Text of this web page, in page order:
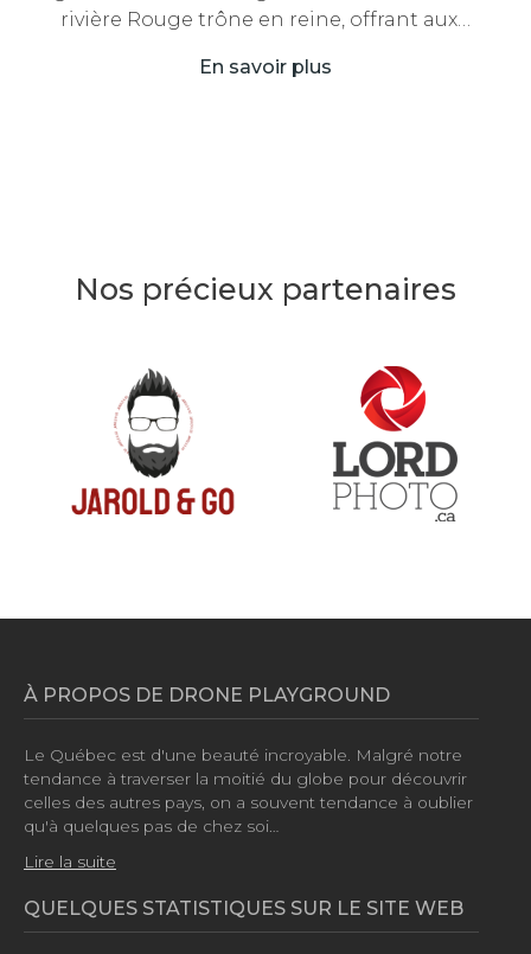
rivière Rouge trône en reine, offrant aux…
En savoir plus
Nos précieux partenaires
À PROPOS DE DRONE PLAYGROUND
Le Québec est d'une beauté incroyable. Malgré notre
tendance à traverser la moitié du globe pour découvrir
celles des autres pays, on a souvent tendance à oublier
qu'à quelques pas de chez soi…
Lire la suite
QUELQUES STATISTIQUES SUR LE SITE WEB